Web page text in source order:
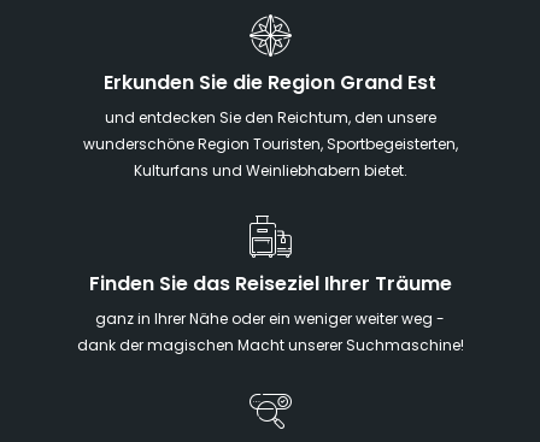
Erkunden Sie die Region Grand Est
und entdecken Sie den Reichtum, den unsere
wunderschöne Region Touristen, Sportbegeisterten,
Kulturfans und Weinliebhabern bietet.
Finden Sie das Reiseziel Ihrer Träume
ganz in Ihrer Nähe oder ein weniger weiter weg -
dank der magischen Macht unserer Suchmaschine!